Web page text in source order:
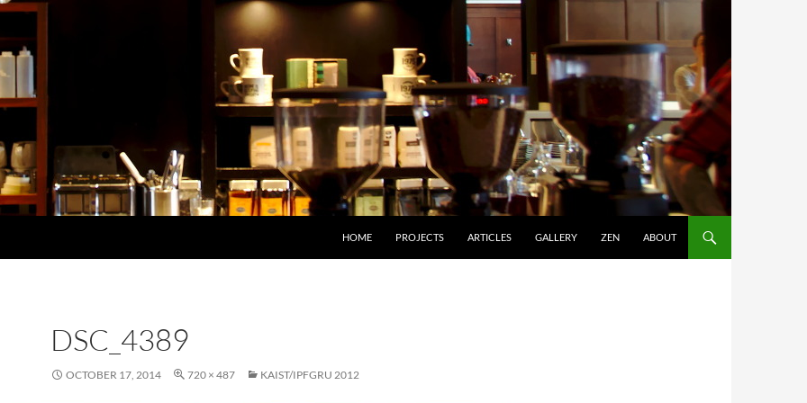
HOME PROJECTS ARTICLES GALLERY ZEN ABOUT
DSC_4389
OCTOBER 17, 2014 720 × 487 KAIST/IPFGRU 2012